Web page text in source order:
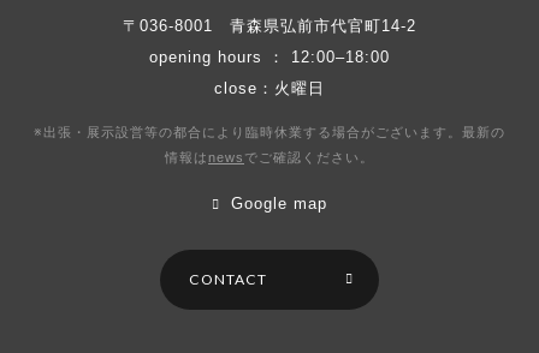
〒036-8001 青森県弘前市代官町14-2
opening hours ： 12:00–18:00
close：火曜日
※出張・展示設営等の都合により臨時休業する場合がございます。最新の
情報は news で ご確認ください。
Google map
CONTACT